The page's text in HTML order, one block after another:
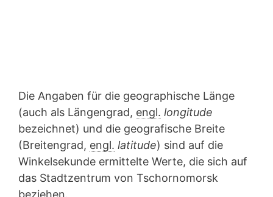
Die Angaben für die geographische Länge
(auch als Längengrad, engl. longitude
bezeichnet) und die geografische Breite
(Breitengrad, engl. latitude) sind auf die
Winkelsekunde ermittelte Werte, die sich auf
das Stadtzentrum von Tschornomorsk
beziehen.